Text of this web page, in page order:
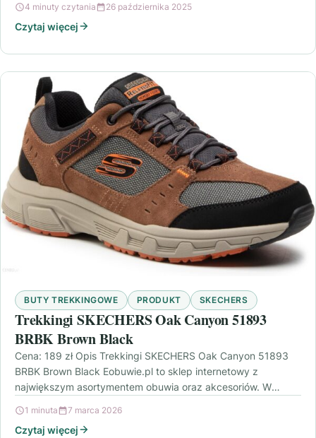
4 minuty czytania 26 października 2025
Czytaj więcej
BUTY TREKKINGOWE PRODUKT SKECHERS
Trekkingi SKECHERS Oak Canyon 51893
BRBK Brown Black
Cena: 189 zł Opis Trekkingi SKECHERS Oak Canyon 51893
BRBK Brown Black Eobuwie.pl to sklep internetowy z
największym asortymentem obuwia oraz akcesoriów. W
1 minuta 7 marca 2026
Czytaj więcej